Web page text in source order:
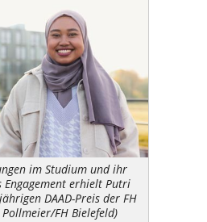
im Studium und ihr
Engagement erhielt Putri
DAAD-Preis der FH
FH Bielefeld)